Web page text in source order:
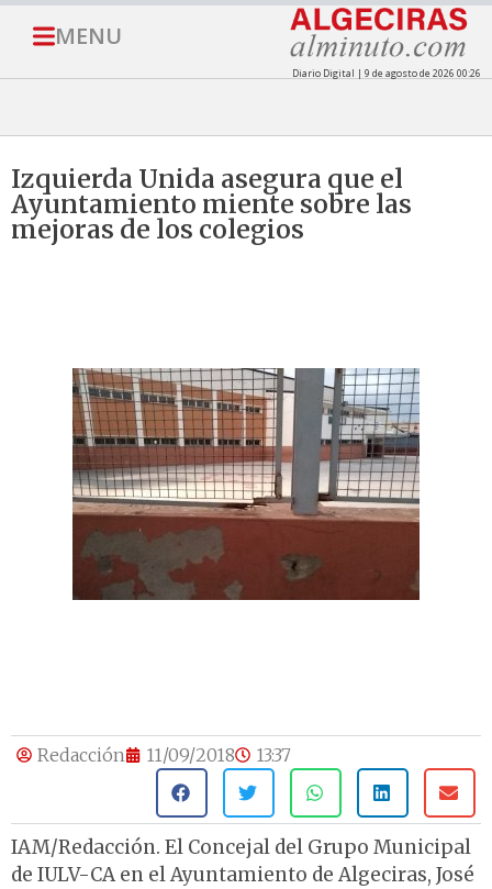
MENU
Diario Digital | 9 de agosto de 2026 00:26
Izquierda Unida asegura que el
Ayuntamiento miente sobre las
mejoras de los colegios
Redacción 11/09/2018 13:37
IAM/Redacción. El Concejal del Grupo Municipal
de IULV-CA en el Ayuntamiento de Algeciras, José